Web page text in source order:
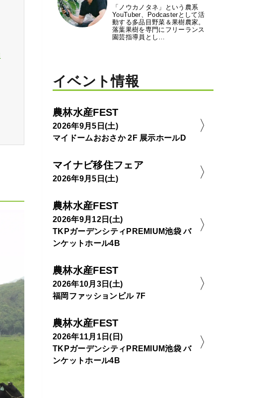
「ノウカノタネ」という農系
YouTuber、Podcasterとして活
動する多品目野菜＆果樹農家。
落葉果樹を専門にフリーランス
園芸指導員とし…
イベント情報
農林水産FEST
2026年9月5日(土)
マイドームおおさか 2F 展示ホールD
マイナビ移住フェア
2026年9月5日(土)
農林水産FEST
2026年9月12日(土)
TKPガーデンシティPREMIUM池袋 バ
ンケットホール4B
農林水産FEST
2026年10月3日(土)
福岡ファッションビル 7F
農林水産FEST
2026年11月1日(日)
TKPガーデンシティPREMIUM池袋 バ
ンケットホール4B